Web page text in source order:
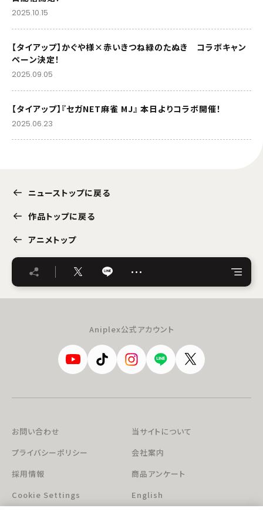
2025.10.15
【タイアップ】かぐや様×赤いきつね緑のたぬき コラボキャン
ペーン決定！
2025.09.05
【タイアップ】『セガNET麻雀 MJ』 本日よりコラボ開催！
2025.06.23
ニューストップに戻る
作品トップに戻る
アニメトップ
…
Aniplex公式アカウント
お問い合わせ
当サイトについて
プライバシーポリシー
会社案内
採用情報
商品アンケート
Cookie Settings
English